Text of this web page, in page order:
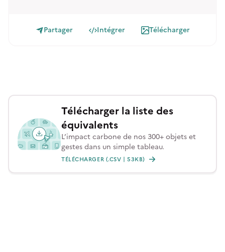
Partager Intégrer Télécharger
Télécharger la liste des
équivalents
L’impact carbone de nos 300+ objets et
gestes dans un simple tableau.
TÉLÉCHARGER (.CSV | 53KB)